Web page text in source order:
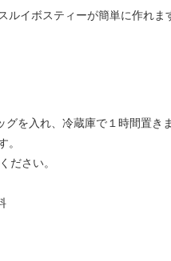
ルイボスティーが簡単に作れ
を入れ、冷蔵庫で１時間置きま
。
ださい。